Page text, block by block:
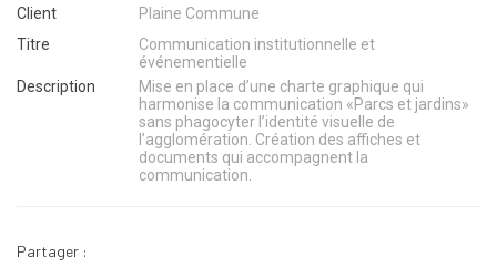
Client
Plaine Commune
Titre
Communication institutionnelle et
événementielle
Description
Mise en place d’une charte graphique qui
harmonise la communication «Parcs et jardins»
sans phagocyter l’identité visuelle de
l’agglomération. Création des affiches et
documents qui accompagnent la
communication.
Partager :